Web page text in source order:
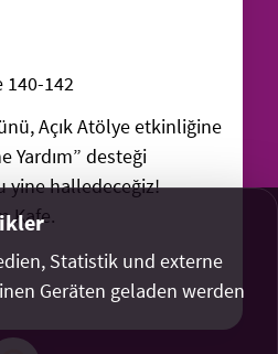
140-142
Açık Atölye etkinliğine
Yardım” desteği
yine halledeceğiz!
Kafe.
Statistik und externe
Geräten geladen werden